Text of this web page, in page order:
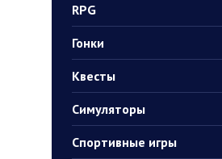
RPG
Гонки
Квесты
Симуляторы
Спортивные игры